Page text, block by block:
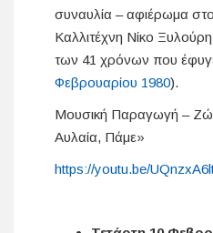
συναυλία – αφιέρωμα
Καλλιτέχνη Νίκο
των 41 χρόνων που
Φεβρουαρίου 1980).
Μουσική Παραγωγή –
Αυλαία, Πάμε»
https://youtu.be/